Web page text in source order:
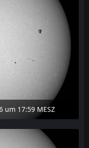
um 17:59 MESZ